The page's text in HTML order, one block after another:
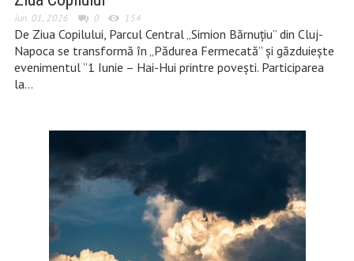
iun. 01, 2026 0 154
De Ziua Copilului, Parcul Central „Simion Bărnuțiu” din Cluj-
Napoca se transformă în „Pădurea Fermecată” și găzduiește
evenimentul ”1 Iunie – Hai-Hui printre povești. Participarea
la…